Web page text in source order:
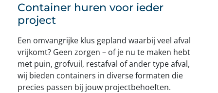
Container huren voor ieder
project
Een omvangrijke klus gepland waarbij veel afval
vrijkomt? Geen zorgen – of je nu te maken hebt
met puin, grofvuil, restafval of ander type afval,
wij bieden containers in diverse formaten die
precies passen bij jouw projectbehoeften.